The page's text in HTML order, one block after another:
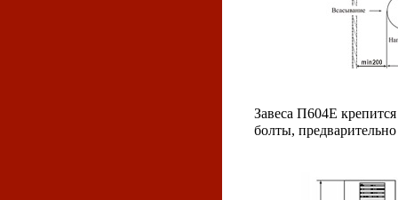
Завеса П604Е
болты,